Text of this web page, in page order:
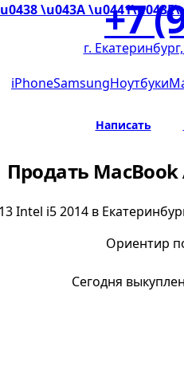
\u043A +7
г.
iPhoneSamsungНоутбуки
Написать
Продать MacBook
Intel i5 2014 в
Ориентир
Сегодня